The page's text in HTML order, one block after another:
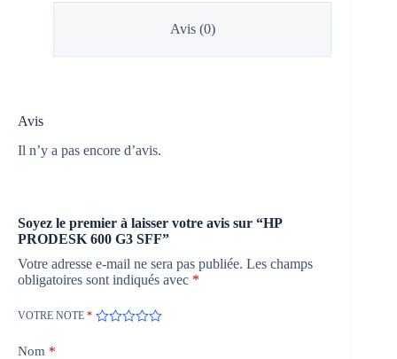
Avis (0)
Avis
Il n’y a pas encore d’avis.
Soyez le premier à laisser votre avis sur “HP
PRODESK 600 G3 SFF”
Votre adresse e-mail ne sera pas publiée. Les champs
obligatoires sont indiqués avec *
VOTRE NOTE *
Nom *